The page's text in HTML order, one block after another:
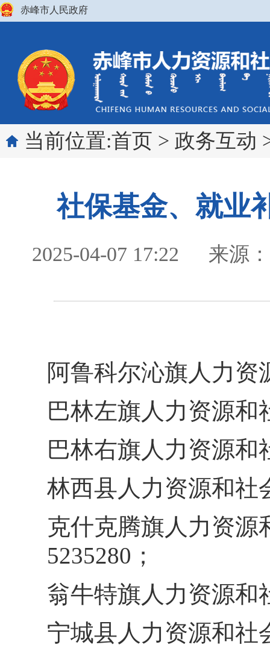
赤峰市人民政府
当前位置:首页 > 政务互动
社保基金、就业
2025-04-07 17:22 来源
阿鲁科尔沁旗人力
巴林左旗人力资源和
巴林右旗人力资源和
林西县人力资源和社
克什克腾旗人力资源
5235280；
翁牛特旗人力资源和
宁城县人力资源和社